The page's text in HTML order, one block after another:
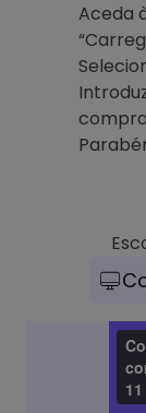
Aceda